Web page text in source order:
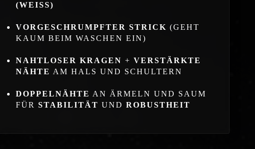
(WEISS)
VORGESCHRUMPFTER STRICK (GEHT
KAUM BEIM WASCHEN EIN)
NAHTLOSER KRAGEN +VERSTÄRKTE
NÄHTE AM HALS UND SCHULTERN
DOPPELNÄHTE AN ÄRMELN UND SAUM
FÜRSTABILITÄT UNDROBUSTHEIT